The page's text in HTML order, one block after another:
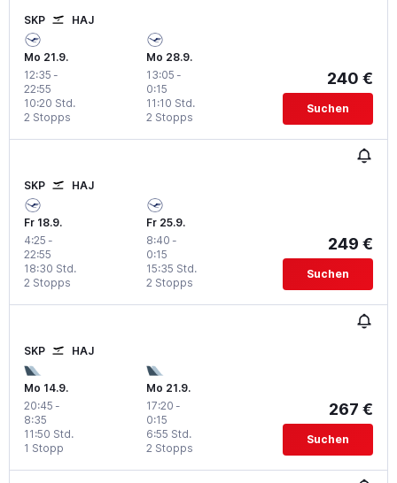
SKP HAJ
Mo 21.9.
12:35 -
22:55
2 Stopps
10:20 Std.
Mo 28.9.
13:05 -
0:15
2 Stopps
11:10 Std.
240 €
Suchen
SKP HAJ
Fr 18.9.
4:25 -
22:55
2 Stopps
18:30 Std.
Fr 25.9.
8:40 -
0:15
2 Stopps
15:35 Std.
249 €
Suchen
SKP HAJ
Mo 14.9.
20:45 -
8:35
1 Stopp
11:50 Std.
Mo 21.9.
17:20 -
0:15
2 Stopps
6:55 Std.
267 €
Suchen